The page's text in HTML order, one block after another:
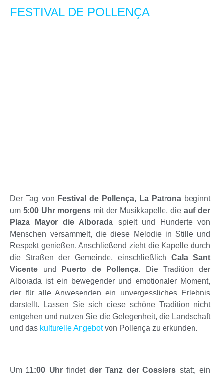
FESTIVAL DE POLLENÇA
Der Tag von Festival de Pollença, La Patronabeginnt
um 5:00 Uhr morgens mit der Musikkapelle, die auf der
Plaza Mayor die Alborada spielt und Hunderte von
Menschen versammelt, die diese Melodie in Stille und
Respekt genießen. Anschließend zieht die Kapelle durch
die Straßen der Gemeinde, einschließlich Cala Sant
Vicente und Puerto de Pollença. Die Tradition der
Alborada ist ein bewegender und emotionaler Moment,
der für alle Anwesenden ein unvergessliches Erlebnis
darstellt. Lassen Sie sich diese schöne Tradition nicht
entgehen und nutzen Sie die Gelegenheit, die Landschaft
und das kulturelle Angebotvon Pollença zu erkunden.
Um 11:00 Uhrfindet der Tanz der Cossiers statt, ein